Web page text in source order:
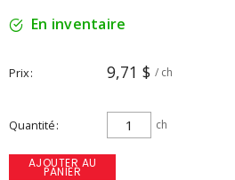
En inventaire
Prix 9,71 $ / ch
Quantité ch
AJOUTER AU
PANIER